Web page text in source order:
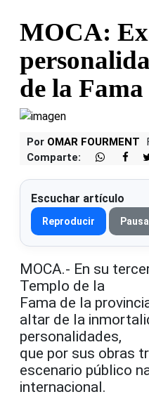
MOCA:
de la
Por OMAR FOURMENT
Comparte:
Escuchar artículo
Reproducir
MOCA.- En su
Templo de la
Fama de la
altar de la
personalidades,
que por sus obras
escenario público
internacional.